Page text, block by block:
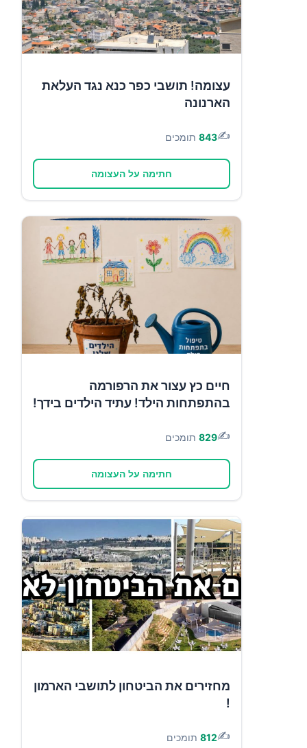
עצומה! תושבי כפר כנא נגד העלאת
הארנונה
✍️
843 תומכים
חתימה על העצומה
חיים כץ עצור את הרפורמה
בהתפתחות הילד! עתיד הילדים בידך!
✍️
829 תומכים
חתימה על העצומה
מחזירים את הביטחון לתושבי הארמון
!
✍️
812 תומכים